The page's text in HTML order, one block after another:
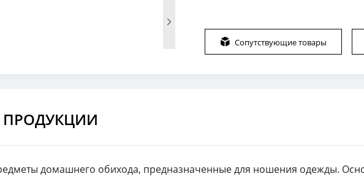

 Сопутствующие товары
домашнего обихода, предназначенные для ношения одежды.